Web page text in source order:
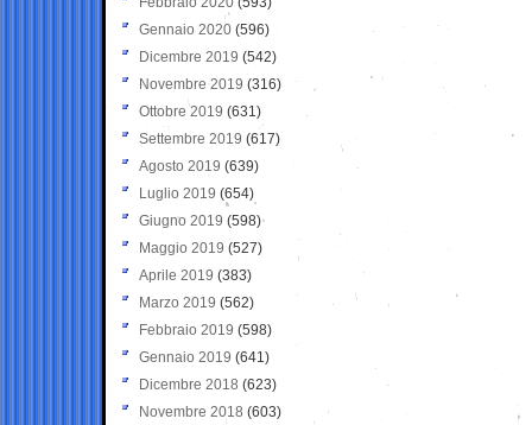
Gennaio 2020 (596)
Dicembre 2019 (542)
Novembre 2019 (316)
Ottobre 2019 (631)
Settembre 2019 (617)
Agosto 2019 (639)
Luglio 2019 (654)
Giugno 2019 (598)
Maggio 2019 (527)
Aprile 2019 (383)
Marzo 2019 (562)
Febbraio 2019 (598)
Gennaio 2019 (641)
Dicembre 2018 (623)
Novembre 2018 (603)